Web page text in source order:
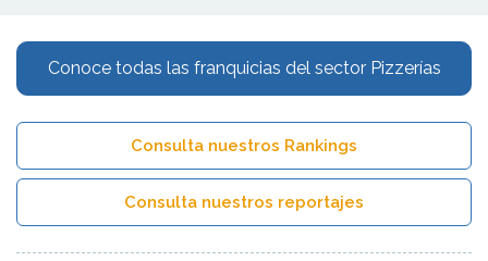
Conoce todas las franquicias del sector Pizzerías
Consulta nuestros Rankings
Consulta nuestros reportajes